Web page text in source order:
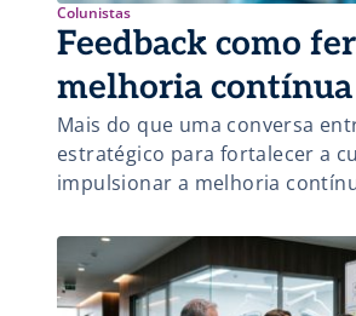
Colunistas
Feedback como
melhoria contínua
Mais do que uma conversa
estratégico para fortalecer a
impulsionar a melhoria